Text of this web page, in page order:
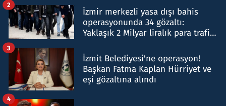
İzmir merkezli yasa dışı bahis
operasyonunda 34 gözaltı:
Yaklaşık 2 Milyar liralık para trafiği
2
İzmit Belediyesi'ne operasyon!
Başkan Fatma Kaplan Hürriyet ve
eşi gözaltına alındı
3
4